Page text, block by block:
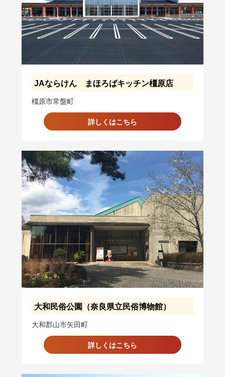
JAならけん まほろばキッチン橿原店
橿原市常盤町
詳しくはこちら
大和民俗公園（奈良県立民俗博物館）
大和郡山市矢田町
詳しくはこちら